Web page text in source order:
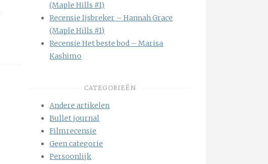
(Maple Hills #1)
Recensie Ijsbreker – Hannah Grace
(Maple Hills #1)
Recensie Het beste bod – Marisa
Kashimo
CATEGORIEËN
Andere artikelen
Bullet journal
Filmrecensie
Geen categorie
Persoonlijk